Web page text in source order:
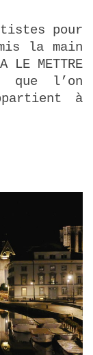
pour
la main
METTRE
que l’on
à